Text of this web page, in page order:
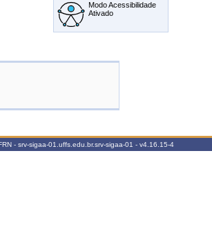
Modo Acessibilidade
Ativado
- srv-sigaa-01.uffs.edu.br.srv-sigaa-01 - v4.16.15-4